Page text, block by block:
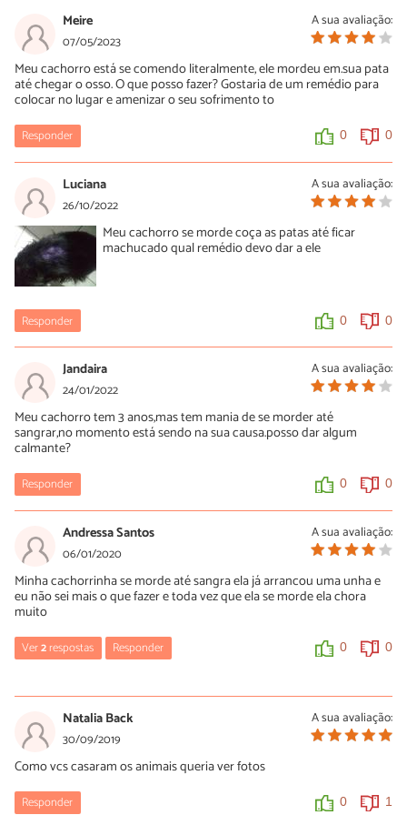
A sua avaliação:
Meire
07/05/2023
Meu cachorro está se comendo literalmente, ele mordeu em.sua pata
até chegar o osso. O que posso fazer? Gostaria de um remédio para
colocar no lugar e amenizar o seu sofrimento to
Responder 0 0
A sua avaliação:
Luciana
26/10/2022
Meu cachorro se morde coça as patas até ficar
machucado qual remédio devo dar a ele
Responder 0 0
A sua avaliação:
Jandaira
24/01/2022
Meu cachorro tem 3 anos,mas tem mania de se morder até
sangrar,no momento está sendo na sua causa.posso dar algum
calmante?
Responder 0 0
A sua avaliação:
Andressa Santos
06/01/2020
Minha cachorrinha se morde até sangra ela já arrancou uma unha e
eu não sei mais o que fazer e toda vez que ela se morde ela chora
muito
Ver2respostas Responder 0 0
29/06/2020
Ola Andressa, meu cachorro está assim também e eu não sei
oque fazer. Vc conseguiu descobrir oque sua cachorrinha tinha?
A sua avaliação:
Natalia Back
30/09/2019
Como vcs casaram os animais queria ver fotos
Responder 0 1